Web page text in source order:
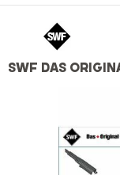
SWF DAS